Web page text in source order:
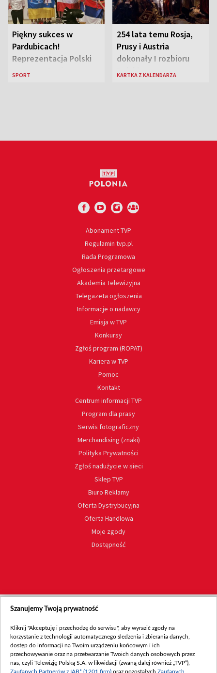
Piękny sukces w
Pardubicach!
Reprezentacja Polski
wygrywa Drużynowe
SPORT
254 lata temu Rosja,
Prusy i Austria
dokonały I rozbioru
Polski
KARTKA Z KALENDARZA
Abonament TVP
Regulamin tvp.pl
Rada Programowa
Ogłoszenia przetargowe
Akademia Telewizyjna
Telegazeta ogłoszenia
Informacje o nadawcy
Emisja w TVP
Konkursy
Zgłoś program (ROPAT)
Kariera w TVP
Pomoc
Kontakt
Centrum informacji TVP
Program dla prasy
Serwis fotograficzny
Merchandising (znaki)
Polityka Prywatności
Zgłoś nadużycie w sieci
Sklep TVP
Biuro Reklamy
Oferta Dystrybucyjna
Oferta Handlowa
Moje zgody
Dostępność
Szanujemy Twoją prywatność
Kliknij "Akceptuję i przechodzę do serwisu", aby wyrazić zgody na
korzystanie z technologii automatycznego śledzenia i zbierania danych,
dostęp do informacji na Twoim urządzeniu końcowym i ich
przechowywanie oraz na przetwarzanie Twoich danych osobowych przez
nas, czyli Telewizję Polską S.A. w likwidacji (zwaną dalej również „TVP”),
Zaufanych Partnerów z IAB* (1201 firm) oraz pozostałych Zaufanych